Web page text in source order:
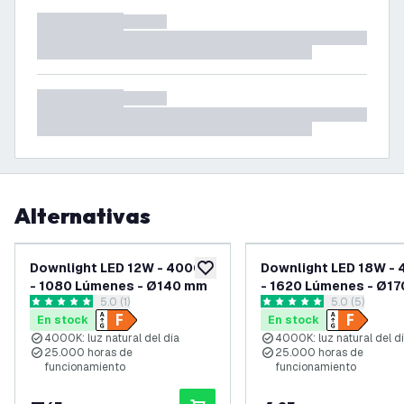
Alternativas
añadir a lista de deseos
Downlight LED 12W - 4000K
- 1080 Lúmenes - Ø140 mm
abrir el panel de reseñas
5 estrellas de puntuación
5.0 (1)
En stock
4000K: luz natural del día
25.000 horas de
funcionamiento
Downlight LED 18W -
- 1620 Lúmenes -
abrir el
5 estrellas de puntuación
5.0 (5)
En stock
4000K: luz natural del
25.000 horas de
funcionamiento